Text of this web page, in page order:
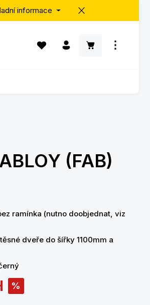
informace
Máte 0 položky v seznamu přání
Nákupní košík
(FAB)
ramínka (nutno doobjednat, viz
dveře do šířky 1100mm a
%